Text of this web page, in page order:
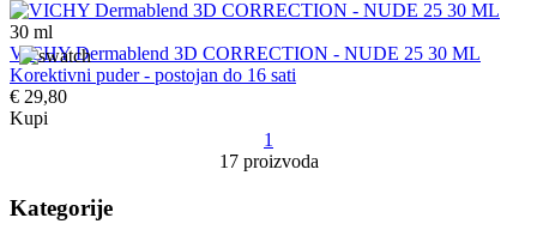
30 ml
VICHY Dermablend 3D CORRECTION - NUDE 25 30 ML
Korektivni puder - postojan do 16 sati
€ 29,80
Kupi
1
17 proizvoda
Kategorije